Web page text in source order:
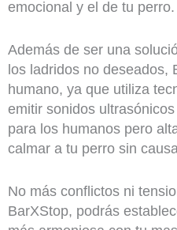
emocional y el de tu perro.
Además de ser una
los ladridos no deseados,
humano, ya que utiliza
emitir sonidos
para los humanos pero
calmar a tu perro sin
No más conflictos ni
BarXStop, podrás